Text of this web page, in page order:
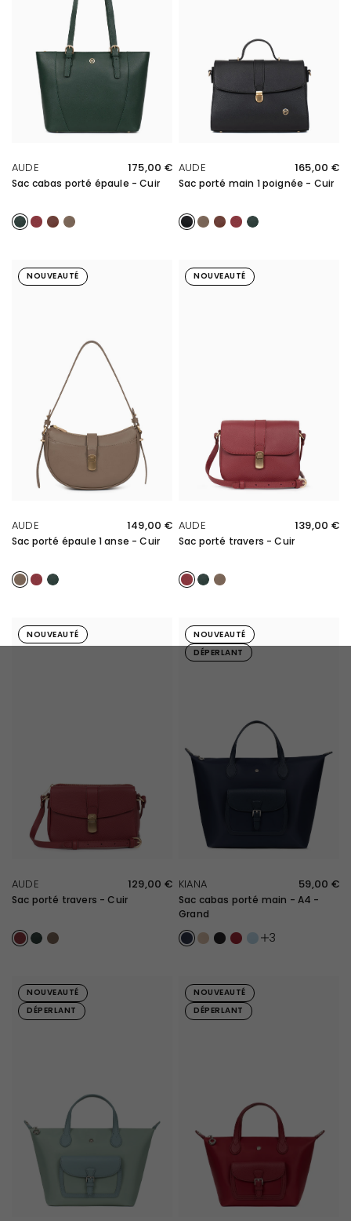
AUDE 175,00 €
Sac cabas porté épaule - Cuir
Vert foncé
Carmin
Marron
Taupe
AUDE 165,00 €
Sac porté main 1 poignée - Cuir
NoirTaupe
Marron
Carmin
Vert foncé
NOUVEAUTÉ
AUDE 149,00 €
Sac porté épaule 1 anse - Cuir
Taupe
Carmin
Vert foncé
NOUVEAUTÉ
AUDE 139,00 €
Sac porté travers - Cuir
Carmin
Vert foncéTaupe
NOUVEAUTÉ
AUDE 129,00 €
Sac porté travers - Cuir
Carmin
Vert foncéTaupe
NOUVEAUTÉ
DÉPERLANT
KIANA 59,00 €
Sac cabas porté main - A4 -
Grand
Marine
Sable
NoirRouge
Bleu ciel
3
NOUVEAUTÉ
DÉPERLANT
NOUVEAUTÉ
DÉPERLANT